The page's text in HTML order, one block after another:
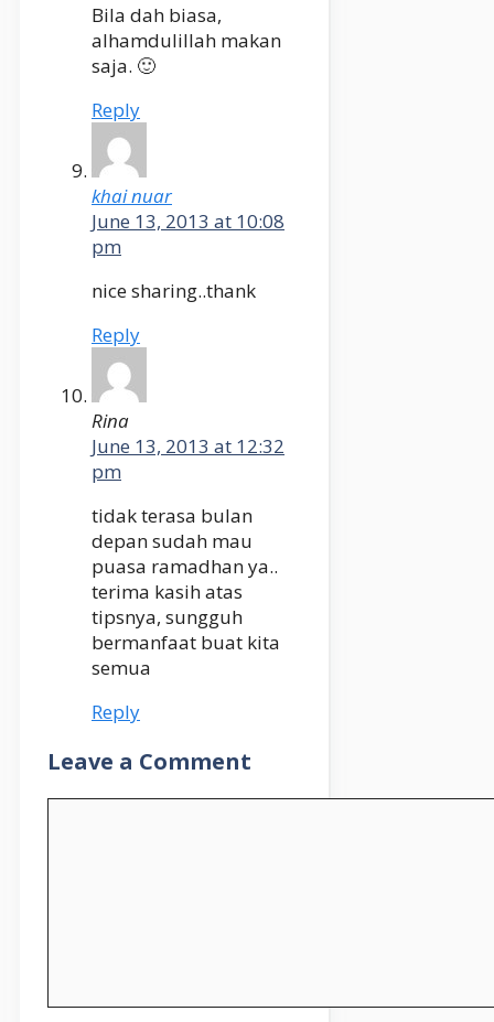
Bila dah biasa,
alhamdulillah makan
saja. 🙂
Reply
khai nuar
June 13, 2013 at 10:08
pm
nice sharing..thank
Reply
Rina
June 13, 2013 at 12:32
pm
tidak terasa bulan
depan sudah mau
puasa ramadhan ya..
terima kasih atas
tipsnya, sungguh
bermanfaat buat kita
semua
Reply
Leave a Comment